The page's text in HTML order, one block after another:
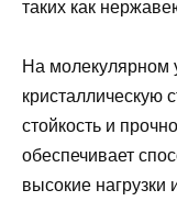
таких как
На молекулярном
кристаллическую
стойкость и
обеспечивает
высокие нагрузки